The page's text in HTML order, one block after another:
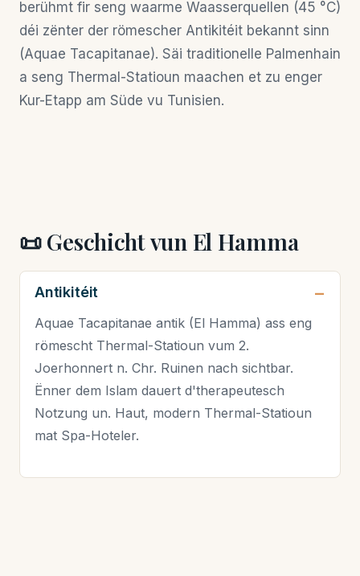
berühmt fir seng waarme Waasserquellen (45 °C)
déi zënter der römescher Antikitéit bekannt sinn
(Aquae Tacapitanae). Säi traditionelle Palmenhain
a seng Thermal-Statioun maachen et zu enger
Kur-Etapp am Süde vu Tunisien.
📜 Geschicht vun El Hamma
Antikitéit
Aquae Tacapitanae antik (El Hamma) ass eng
römescht Thermal-Statioun vum 2.
Joerhonnert n. Chr. Ruinen nach sichtbar.
Ënner dem Islam dauert d'therapeutesch
Notzung un. Haut, modern Thermal-Statioun
mat Spa-Hoteler.